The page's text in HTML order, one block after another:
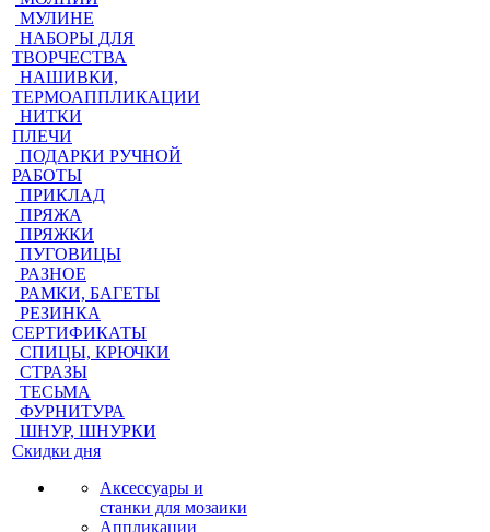
МУЛИНЕ
НАБОРЫ ДЛЯ
ТВОРЧЕСТВА
НАШИВКИ,
ТЕРМОАППЛИКАЦИИ
НИТКИ
ПЛЕЧИ
ПОДАРКИ РУЧНОЙ
РАБОТЫ
ПРИКЛАД
ПРЯЖА
ПРЯЖКИ
ПУГОВИЦЫ
РАЗНОЕ
РАМКИ, БАГЕТЫ
РЕЗИНКА
СЕРТИФИКАТЫ
СПИЦЫ, КРЮЧКИ
СТРАЗЫ
ТЕСЬМА
ФУРНИТУРА
ШНУР, ШНУРКИ
Скидки дня
Аксессуары и
станки для мозаики
Аппликации